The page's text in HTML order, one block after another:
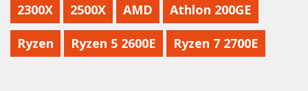
2300X 2500X AMD Athlon 200GE
Ryzen Ryzen 5 2600E Ryzen 7 2700E